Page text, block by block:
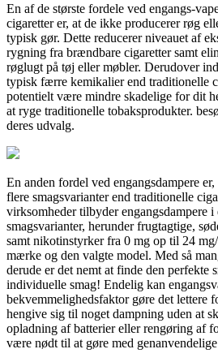
En af de største fordele ved engangs-
cigaretter er, at de ikke producerer røg
typisk gør. Dette reducerer niveauet af
rygning fra brændbare cigaretter samt
røglugt på tøj eller møbler. Derudover
typisk færre kemikalier end traditionelle
potentielt være mindre skadelige for dit
at ryge traditionelle tobaksprodukter.
deres udvalg.
En anden fordel ved engangsdampere
flere smagsvarianter end traditionelle
virksomheder tilbyder engangsdampere
smagsvarianter, herunder frugtagtige,
samt nikotinstyrker fra 0 mg op til 24
mærke og den valgte model. Med så
derude er det nemt at finde den perfekte
individuelle smag! Endelig kan
bekvemmelighedsfaktor gøre det lettere
hengive sig til noget dampning uden at
opladning af batterier eller rengøring af
være nødt til at gøre med